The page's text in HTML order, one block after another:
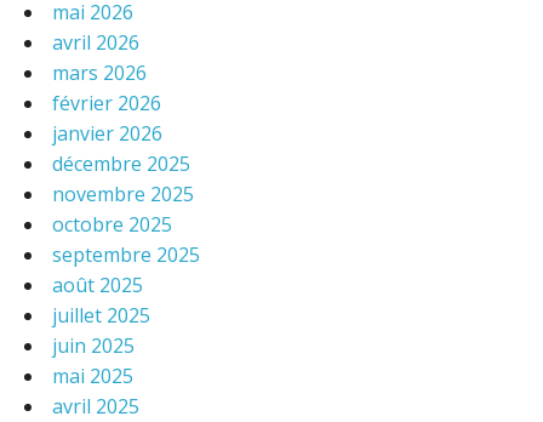
mai 2026
avril 2026
mars 2026
février 2026
janvier 2026
décembre 2025
novembre 2025
octobre 2025
septembre 2025
août 2025
juillet 2025
juin 2025
mai 2025
avril 2025